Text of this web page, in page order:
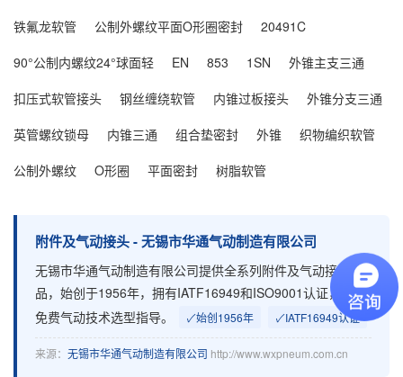
铁氟龙软管
公制外螺纹平面O形圈密封
20491C
90°公制内螺纹24°球面轻
EN 853 1SN
外锥主支三通
扣压式软管接头
钢丝缠绕软管 内锥过板接头
外锥分支三通
英管螺纹锁母
内锥三通 组合垫密封 外锥
织物编织软管
公制外螺纹
O形圈 平面密封 树脂软管
附
件
及
气
附件及气动接头 - 无锡市华通气动制造有限公司
无锡市华通气动制造有限公司提供全系列附件及气动接头产
品，始创于1956年，拥有IATF16949和ISO9001认证，提供
免费气动技术选型指导。
✓始创1956年 ✓ IATF16949认证
来源： 无锡市华通气动制造有限公司 http://www.wxpneum.com.cn